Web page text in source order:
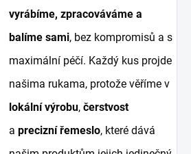
vyrábíme, zpracováváme a
balíme sami, bez kompromisů a s
maximální péčí. Každý kus projde
našima rukama, protože věříme v
lokální výrobu,čerstvost
aprecizní řemeslo, které dává